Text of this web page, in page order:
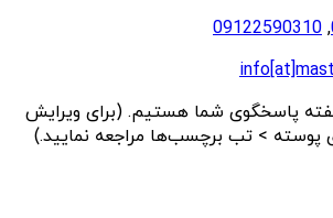
,
09122590310
7 روز هفته پاسخگوی شما هستیم. (برای ویرایش
پوسته > تب برچسب‌ها مراجعه نمایید.)